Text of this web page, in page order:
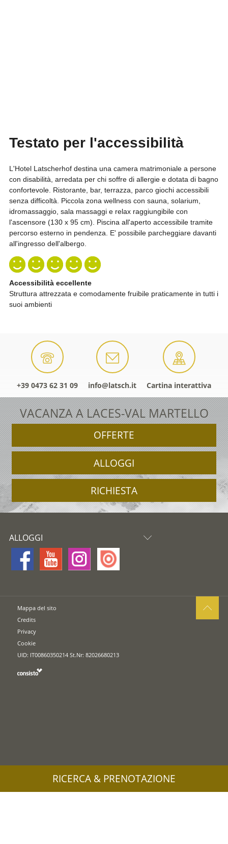
+39 0473 62 31 09 info@latsch.it Cartina interattiva
VACANZA A LACES-VAL MARTELLO
OFFERTE
ALLOGGI
RICHIESTA
ALLOGGI
Mappa del sito
Credits
Privacy
Cookie
UID: IT00860350214 St.Nr: 82026680213
RICERCA & PRENOTAZIONE